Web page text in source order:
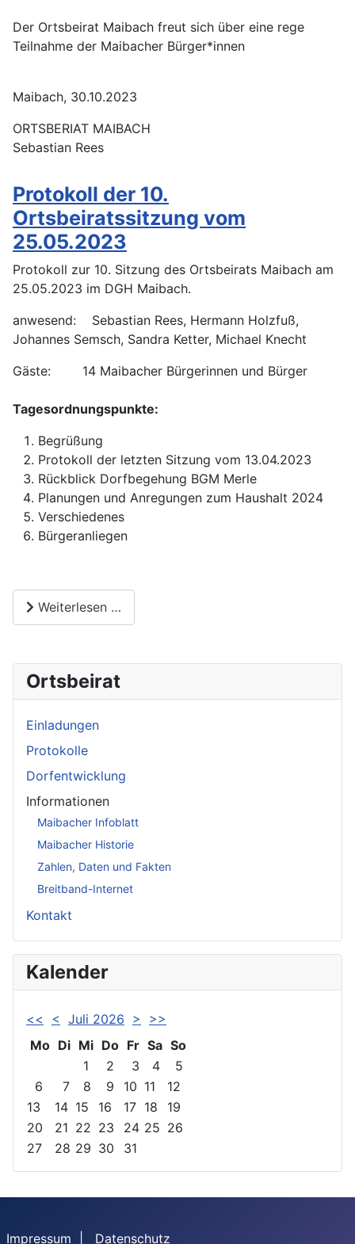
Ortsbeirat
Einladungen
Protokolle
Dorfentwicklung
Informationen
Maibacher Infoblatt
Maibacher Historie
Zahlen, Daten und Fakten
Breitband-Internet
Kontakt
Kalender
<< < Juli 2026 >
>>
Mo Di Mi Do Fr Sa So
1
2 3 4
5
6
7 8 9 10 11
12
13
14 15 16 17 18
19
20
21 22 23 24 25 26
27
28 29 30 31
Der Ortsbeirat Maibach freut sich über eine rege
Teilnahme der Maibacher Bürger*innen
Maibach, 30.10.2023
ORTSBERIAT MAIBACH
Sebastian Rees
Protokoll der 10.
Ortsbeiratssitzung vom
25.05.2023
Protokoll zur 10. Sitzung des Ortsbeirats Maibach am
25.05.2023 im DGH Maibach.
anwesend: Sebastian Rees, Hermann Holzfuß,
Johannes Semsch, Sandra Ketter, Michael Knecht
Gäste: 14 Maibacher Bürgerinnen und Bürger
Tagesordnungspunkte:
Begrüßung
Protokoll der letzten Sitzung vom 13.04.2023
Rückblick Dorfbegehung BGM Merle
Planungen und Anregungen zum Haushalt 2024
Verschiedenes
Bürgeranliegen
Weiterlesen …
Impressum Datenschutz